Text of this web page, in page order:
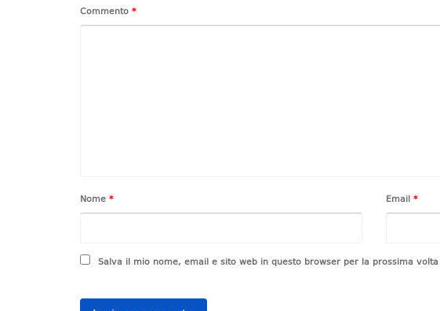
Commento *
Nome * Email *
Salva il mio nome, email e sito web in questo browser per la prossima